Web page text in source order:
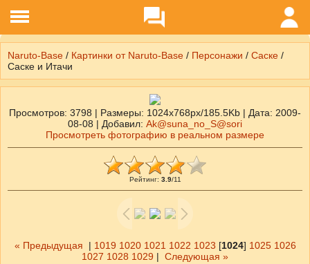
Naruto-Base / Картинки от Naruto-Base / Персонажи / Саске /
Саске и Итачи
Просмотров: 3798 | Размеры: 1024x768px/185.5Kb | Дата: 2009-
08-08 | Добавил: Ak@suna_no_S@sori
Просмотреть фотографию в реальном размере
Рейтинг: 3.9/11
« Предыдущая | 1019 1020 1021 1022 1023 [1024] 1025 1026
1027 1028 1029 | Следующая »